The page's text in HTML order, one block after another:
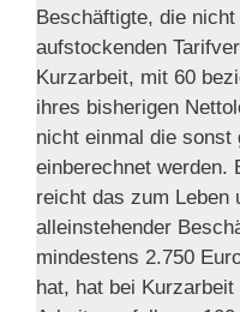
Beschäftigte, die
aufstockenden
Kurzarbeit, mit 60
ihres bisherigen
nicht einmal die sonst
einberechnet werden.
reicht das zum Leben
alleinstehender
mindestens 2.750
hat, hat bei